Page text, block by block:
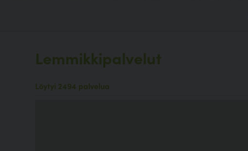
Lemmikkipalvelut
Löytyi 2494 palvelua